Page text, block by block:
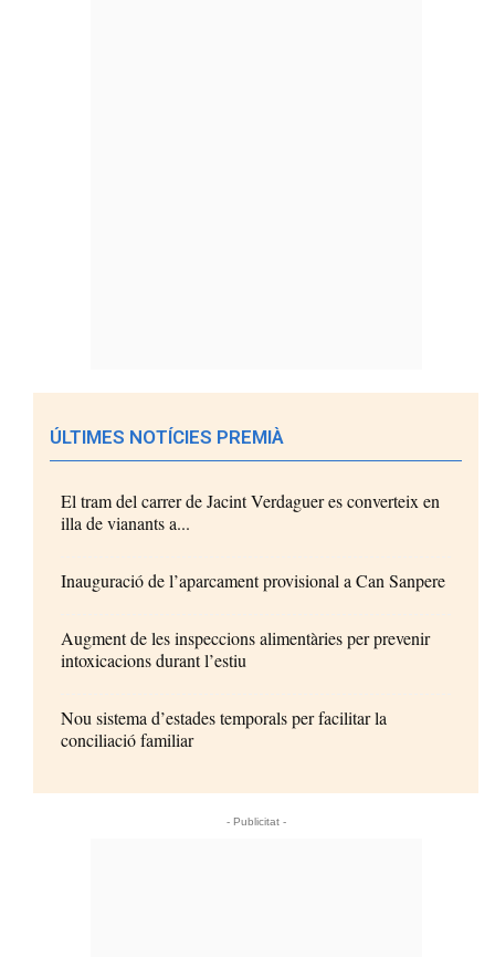
ÚLTIMES NOTÍCIES PREMIÀ
El tram del carrer de Jacint Verdaguer es converteix en
illa de vianants a...
Inauguració de l’aparcament provisional a Can Sanpere
Augment de les inspeccions alimentàries per prevenir
intoxicacions durant l’estiu
Nou sistema d’estades temporals per facilitar la
conciliació familiar
- Publicitat -